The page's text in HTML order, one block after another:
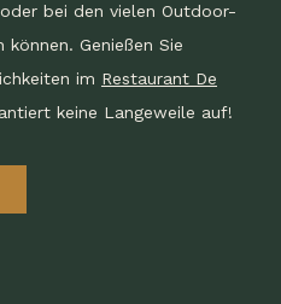
oder bei den vielen Outdoor-
Genießen Sie
im Restaurant De
keine Langeweile auf!